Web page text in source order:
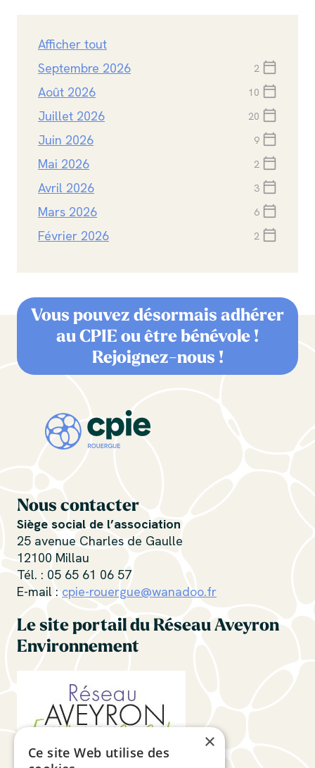
Afficher tout
Septembre 2026
2 calendar_today
Août 2026 10 calendar_today
Juillet 2026 20 calendar_today
Juin 2026 9 calendar_today
Mai 2026 2 calendar_today
Avril 2026 3 calendar_today
Mars 2026 6 calendar_today
Février 2026 2 calendar_today
Vous pouvez désormais adhérer
au CPIE ou être bénévole !
Rejoignez-nous !
Nous contacter
Siège social de l’association
25 avenue Charles de Gaulle
12100 Millau
Tél. : 05 65 61 06 57
E-mail : cpie-rouergue@wanadoo.fr
Le site portail du Réseau Aveyron
Environnement
×
Ce site Web utilise des